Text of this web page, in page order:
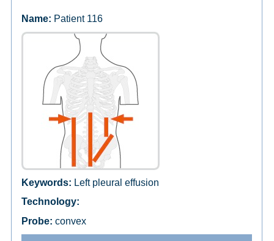
Patient 116
Left pleural effusion
convex